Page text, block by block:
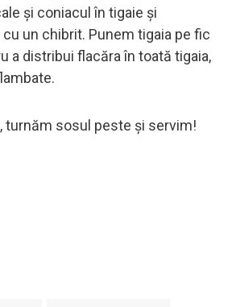
și coniacul în tigaie și
un chibrit. Punem tigaia pe fic
a distribui flacăra în toată tigaia,
turnăm sosul peste și servim!